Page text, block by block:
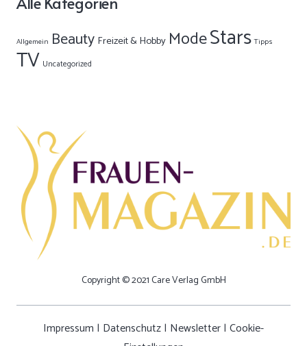
Allgemein Beauty Freizeit & Hobby ModeStars Tipps
TV Uncategorized
Copyright © 2021 Care Verlag GmbH
Impressum | Datenschutz| Newsletter| Cookie-